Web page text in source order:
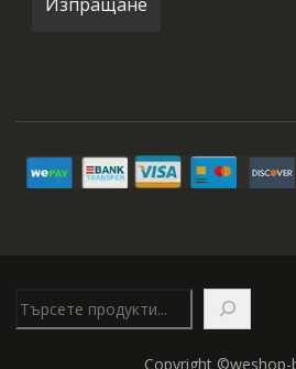
Copyright ©weshop-